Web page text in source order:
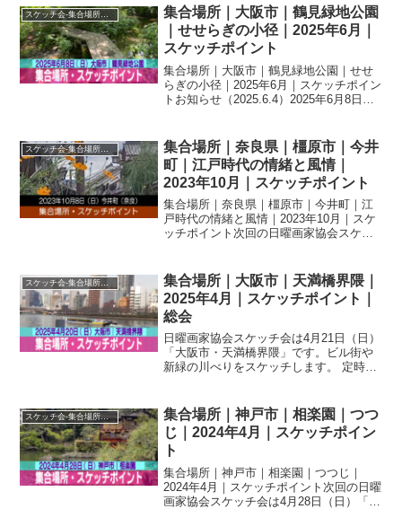
「岡山県｜牛窓｜オリーブ園｜ヨットハ
ーバ...
スケッチ会-集合場所・スケッチポイント
集合場所｜大阪市｜鶴見緑地公園
｜せせらぎの小径｜2025年6月｜
スケッチポイント
集合場所｜大阪市｜鶴見緑地公園｜せせ
らぎの小径｜2025年6月｜スケッチポイン
トお知らせ（2025.6.4）2025年6月8日
による『中止』の連絡は「Facebook」...
集合場所｜奈良県｜橿原市｜今井
町｜江戸時代の情緒と風情｜
2023年10月｜スケッチポイント
集合場所｜奈良県｜橿原市｜今井町｜江
戸時代の情緒と風情｜2023年10月｜スケ
ッチポイント次回の日曜画家協会スケッ
西口駅西口下車、南方向に向かいJR桜井
線をくぐり飛...
集合場所｜大阪市｜天満橋界隈｜
2025年4月｜スケッチポイント｜
総会
日曜画家協会スケッチ会は4月21日（日）
「大阪市・天満橋界隈」です。ビル街や
新緑の川べりをスケッチします。 定時総
スケッチ会-集合場所・スケッチポイント
集合場所｜神戸市｜相楽園｜つつ
じ｜2024年4月｜スケッチポイン
ト
集合場所｜神戸市｜相楽園｜つつじ｜
2024年4月｜スケッチポイント次回の日曜
画家協会スケッチ会は4月28日（日）「神